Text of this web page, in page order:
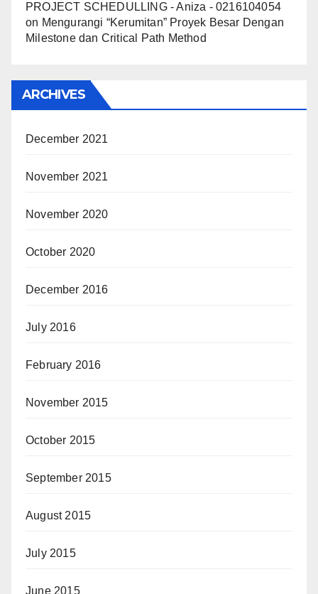
PROJECT SCHEDULLING - Aniza - 0216104054
on Mengurangi “Kerumitan” Proyek Besar Dengan
Milestone dan Critical Path Method
ARCHIVES
December 2021
November 2021
November 2020
October 2020
December 2016
July 2016
February 2016
November 2015
October 2015
September 2015
August 2015
July 2015
June 2015